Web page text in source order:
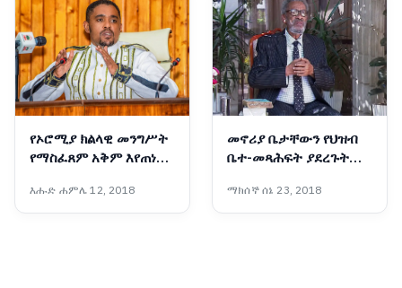
የኦሮሚያ ክልላዊ መንግሥት
የማስፈጸም አቅም እየጠነከረ
አብዲሳ
እሑድ ሐምሌ 12, 2018
መኖሪያ ቤታቸውን የህዝብ
ቤተ-መጻሕፍት ያደረጉት
ማክሰኞ ሰኔ 23, 2018